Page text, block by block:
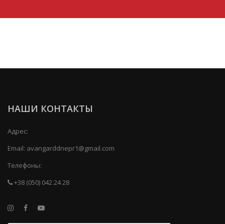
НАШИ КОНТАКТЫ
Адрес:
Email: avangarddnepr1@gmail.com
Телефоны:
+38 (050) 042 24 28